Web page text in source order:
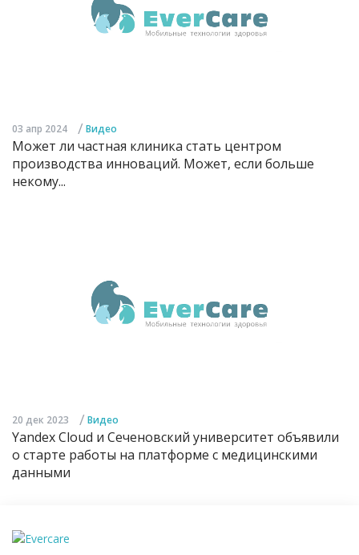
03 апр 2024 / Видео
Может ли частная клиника стать центром
производства инноваций. Может, если больше
некому...
20 дек 2023 / Видео
Yandex Cloud и Сеченовский университет объявили
о старте работы на платформе с медицинскими
данными